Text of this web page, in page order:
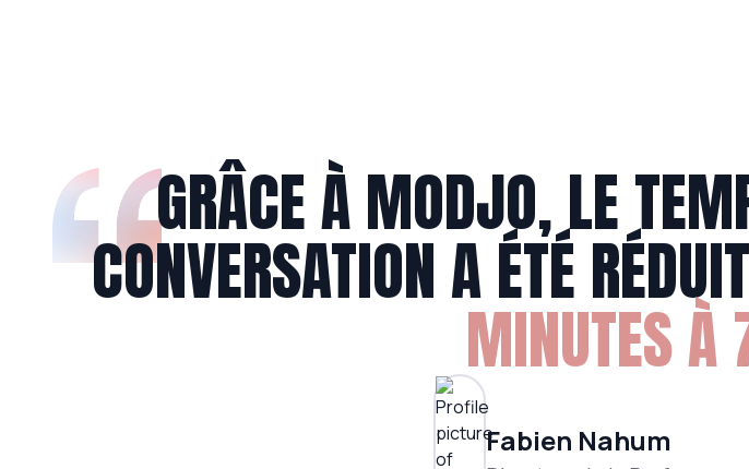
GRÂCE À MODJO, LE
CONVERSATION A ÉTÉ
MINUTES À
Fabien Nahum